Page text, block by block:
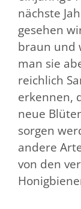
nächste
gesehen
braun und
man sie
reichlich
erkennen,
neue
sorgen
andere
von den